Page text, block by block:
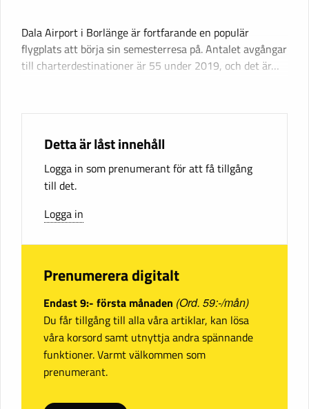
Dala Airport i Borlänge är fortfarande en populär
flygplats att börja sin semesterresa på. Antalet avgångar
till charterdestinationer är 55 under 2019, och det är…
Detta är låst innehåll
Logga in som prenumerant för att få tillgång
till det.
Logga in
Prenumerera digitalt
Endast 9:- första månaden (Ord. 59:-/mån)
Du får tillgång till alla våra artiklar, kan lösa
våra korsord samt utnyttja andra spännande
funktioner. Varmt välkommen som
prenumerant.